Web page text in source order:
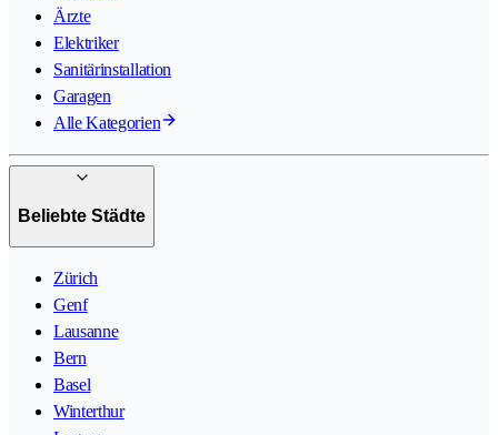
Ärzte
Elektriker
Sanitärinstallation
Garagen
Alle Kategorien
Beliebte Städte
Zürich
Genf
Lausanne
Bern
Basel
Winterthur